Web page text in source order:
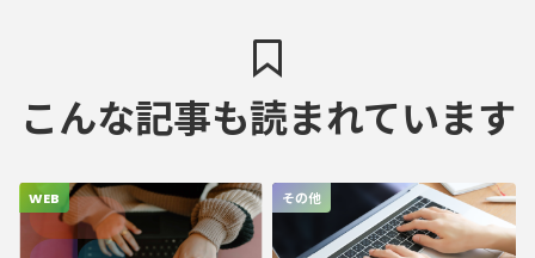
こんな記事も読まれています
WEB その他